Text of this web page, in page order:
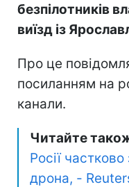
безпілотників
виїзд із
Про це
посиланням на
канали.
Читайте
Росії
дрона, -